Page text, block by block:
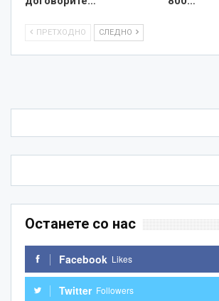
ПРЕТХОДНО СЛЕДНО
Останете со нас
Facebook Likes
Twitter Followers